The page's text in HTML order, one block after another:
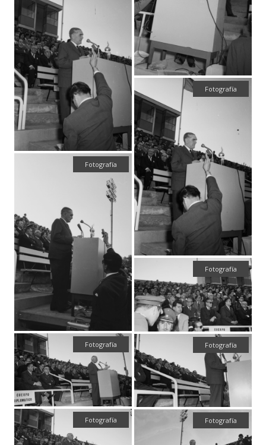
Fotografía
Fotografía
Fotografía
Fotografía Fotografía
Fotografía Fotografía